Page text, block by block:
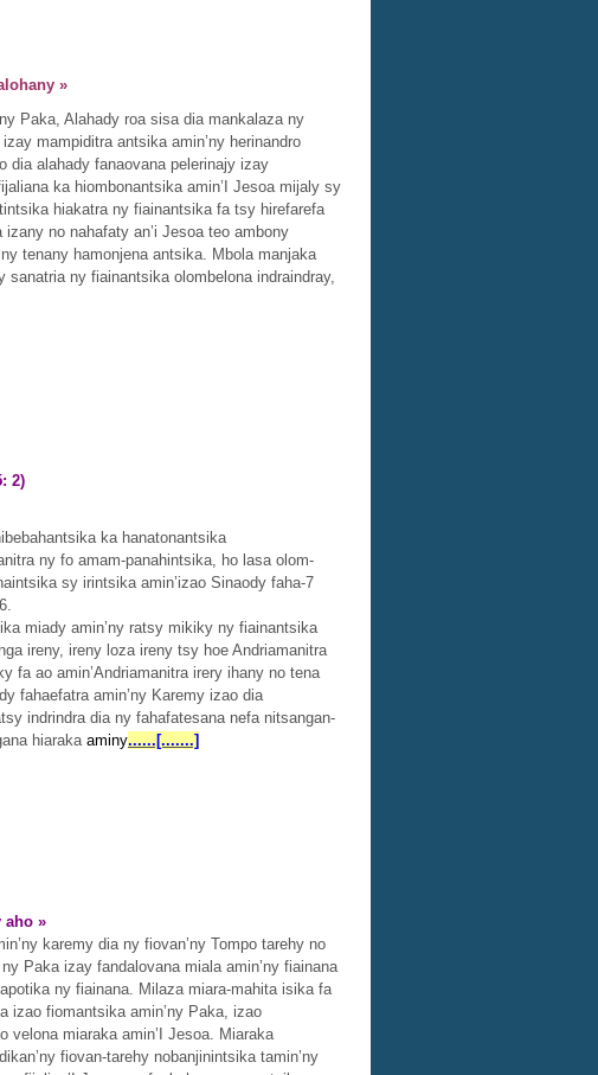
»
Paka, Alahady roa sisa dia mankalaza ny
mampiditra antsika amin’ny herinandro
dia alahady fanaovana pelerinajy izay
ka hiombonantsika amin’I Jesoa mijaly sy
hiakatra ny fiainantsika fa tsy hirefarefa
no nahafaty an’i Jesoa teo ambony
tenany hamonjena antsika. Mbola manjaka
ny fiainantsika olombelona indraindray,
2)
ka hanatonantsika
ny fo amam-panahintsika, ho lasa olom-
sy irintsika amin’izao Sinaody faha-7
miady amin’ny ratsy mikiky ny fiainantsika
ireny, ireny loza ireny tsy hoe Andriamanitra
fa ao amin’Andriamanitra irery ihany no tena
fahaefatra amin’ny Karemy izao dia
indrindra dia ny fahafatesana nefa nitsangan-
hiaraka aminy......[.......]
aho »
karemy dia ny fiovan’ny Tompo tarehy no
Paka izay fandalovana miala amin’ny fiainana
ny fiainana. Milaza miara-mahita isika fa
izao fiomantsika amin’ny Paka, izao
velona miaraka amin’I Jesoa. Miaraka
fiovan-tarehy nobanjinintsika tamin’ny